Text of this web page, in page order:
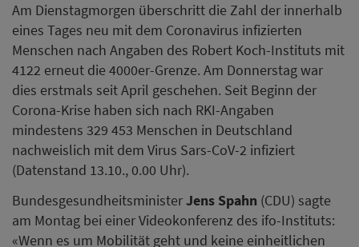
Am Dienstagmorgen überschritt die Zahl der innerhalb
eines Tages neu mit dem Coronavirus infizierten
Menschen nach Angaben des Robert Koch-Instituts mit
4122 erneut die 4000er-Grenze. Am Donnerstag war
dies erstmals seit April geschehen. Seit Beginn der
Corona-Krise haben sich nach RKI-Angaben
mindestens 329 453 Menschen in Deutschland
nachweislich mit dem Virus Sars-CoV-2 infiziert
(Datenstand 13.10., 0.00 Uhr).
BundesgesundheitsministerJens Spahn (CDU) sagte
am Montag bei einer Videokonferenz des ifo-Instituts:
«Wenn es um Mobilität geht und keine einheitlichen